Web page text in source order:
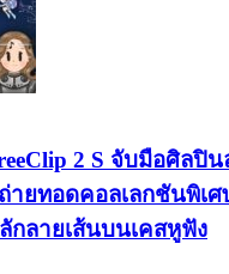
2 S จับมือศิลปิ
ายทอดคอลเลกชันพิเศ
กลายเส้นบนเคสหูฟัง